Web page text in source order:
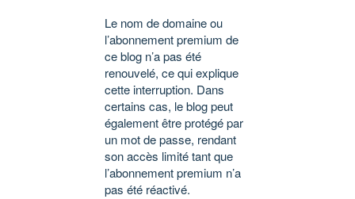
Le nom de domaine ou
l’abonnement premium de
ce blog n’a pas été
renouvelé, ce qui explique
cette interruption. Dans
certains cas, le blog peut
également être protégé par
un mot de passe, rendant
son accès limité tant que
l’abonnement premium n’a
pas été réactivé.